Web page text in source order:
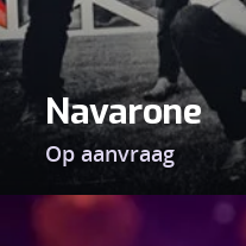
Navarone
Op aanvraag